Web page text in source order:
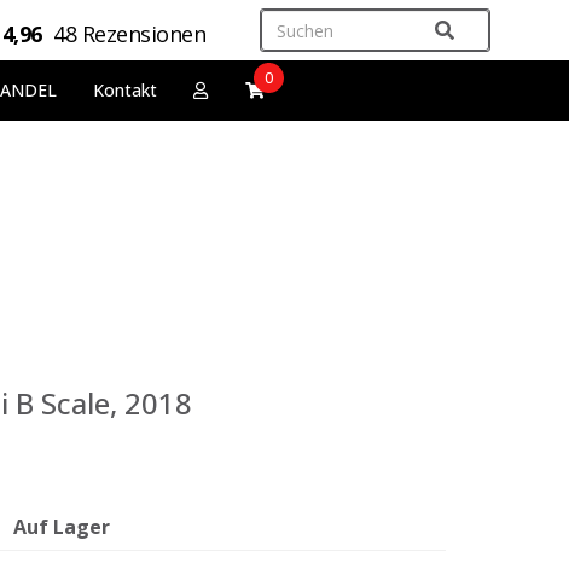
4,96 48 Rezensionen
Kontakt
0
B Scale, 2018
Auf Lager